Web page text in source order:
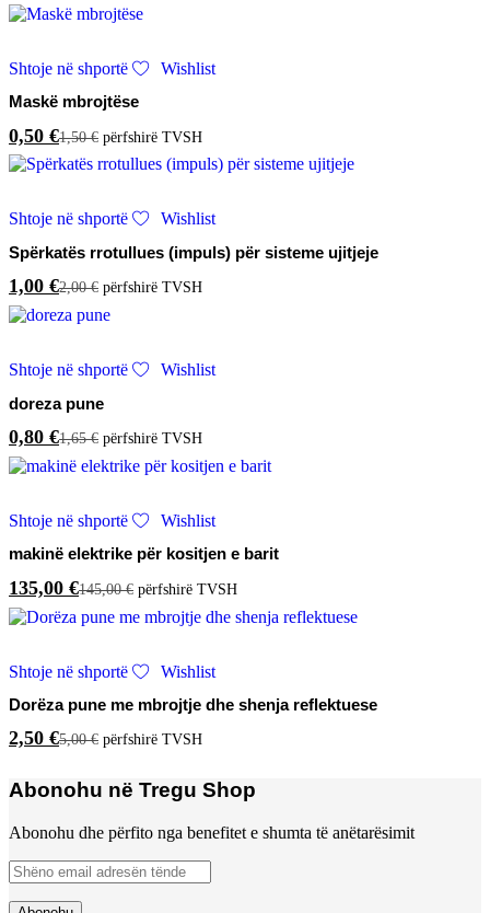
Shtoje në shportë
Wishlist
Maskë mbrojtëse
0,50 €1,50€ përfshirë TVSH
Shtoje në shportë
Wishlist
Spërkatës rrotullues (impuls) për sisteme ujitjeje
1,00 €2,00€ përfshirë TVSH
Shtoje në shportë
Wishlist
doreza pune
0,80 €1,65€ përfshirë TVSH
Shtoje në shportë
Wishlist
makinë elektrike për kositjen e barit
135,00 €145,00€ përfshirë TVSH
Shtoje në shportë
Wishlist
Dorëza pune me mbrojtje dhe shenja reflektuese
2,50 €5,00€ përfshirë TVSH
Abonohu në Tregu Shop
Abonohu dhe përfito nga benefitet e shumta të anëtarësimit